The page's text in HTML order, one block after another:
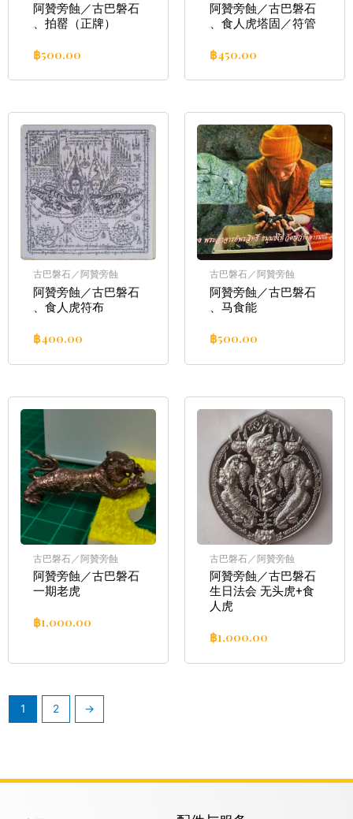
阿贊旁蝕／古巴磐石
、拍罂（正牌）
฿500.00
阿贊旁蝕／古巴磐石
、食人虎塔固／符管
฿450.00
古巴磐石／阿贊旁蝕
阿贊旁蝕／古巴磐石
、食人虎符布
฿400.00
古巴磐石／阿贊旁蝕
阿贊旁蝕／古巴磐石
、马食能
฿500.00
古巴磐石／阿贊旁蝕
阿贊旁蝕／古巴磐石
一期老虎
฿1,000.00
古巴磐石／阿贊旁蝕
阿贊旁蝕／古巴磐石
生日法会 无头虎+食
人虎
฿1,000.00
1 2 →